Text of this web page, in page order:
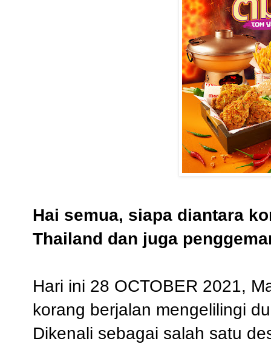
Hai semua, siapa diantara
Thailand dan juga
Hari ini 28 OCTOBER 2021,
korang berjalan mengelilingi
Dikenali sebagai salah satu